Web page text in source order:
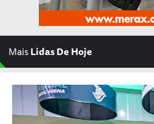
MaisLidas De Hoje